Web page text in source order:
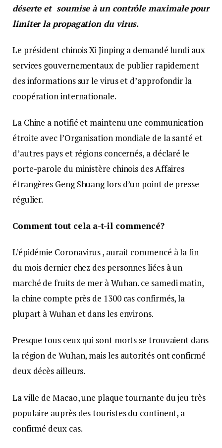
déserte et soumise à un contrôle maximale pour
limiter la propagation du virus.
Le président chinois Xi Jinping a demandé lundi aux
services gouvernementaux de publier rapidement
des informations sur le virus et d’approfondir la
coopération internationale.
La Chine a notifié et maintenu une communication
étroite avec l’Organisation mondiale de la santé et
d’autres pays et régions concernés, a déclaré le
porte-parole du ministère chinois des Affaires
étrangères Geng Shuang lors d’un point de presse
régulier.
Comment tout cela a-t-il commencé?
L’épidémie Coronavirus , aurait commencé à la fin
du mois dernier chez des personnes liées à un
marché de fruits de mer à Wuhan. ce samedi matin,
la chine compte près de 1300 cas confirmés, la
plupart à Wuhan et dans les environs.
Presque tous ceux qui sont morts se trouvaient dans
la région de Wuhan, mais les autorités ont confirmé
deux décès ailleurs.
La ville de Macao, une plaque tournante du jeu très
populaire auprès des touristes du continent, a
confirmé deux cas.